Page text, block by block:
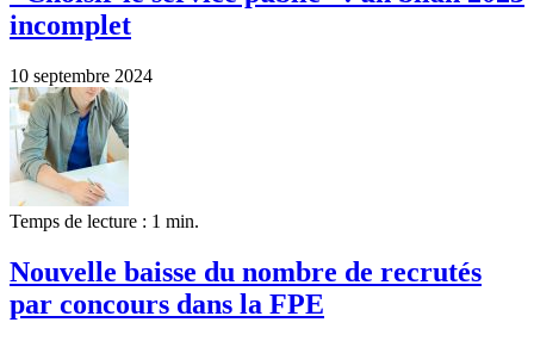
incomplet
10 septembre 2024
Temps de lecture : 1 min.
Nouvelle baisse du nombre de recrutés
par concours dans la FPE